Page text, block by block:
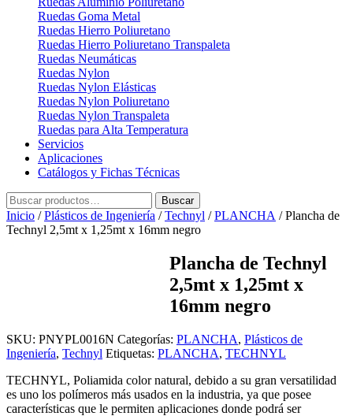
Ruedas Goma Metal
Ruedas Hierro Poliuretano
Ruedas Hierro Poliuretano Transpaleta
Ruedas Neumáticas
Ruedas Nylon
Ruedas Nylon Elásticas
Ruedas Nylon Poliuretano
Ruedas Nylon Transpaleta
Ruedas para Alta Temperatura
Servicios
Aplicaciones
Catálogos y Fichas Técnicas
Buscar
por:
Buscar
Inicio /Plásticos de Ingeniería /Technyl /PLANCHA / Plancha de
Technyl 2,5mt x 1,25mt x 16mm negro
Plancha de Technyl
2,5mt x 1,25mt x
16mm negro
SKU: PNYPL0016N Categorías: PLANCHA, Plásticos de
Ingeniería, Technyl Etiquetas: PLANCHA, TECHNYL
TECHNYL, Poliamida color natural, debido a su gran versatilidad
es uno los polímeros más usados en la industria, ya que posee
características que le permiten aplicaciones donde podrá ser